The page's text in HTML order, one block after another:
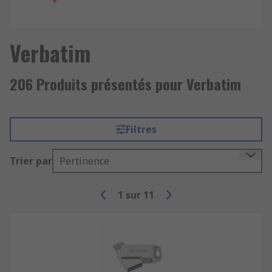
Verbatim
206 Produits présentés pour Verbatim
Filtres
Trier par Pertinence
1 sur 11